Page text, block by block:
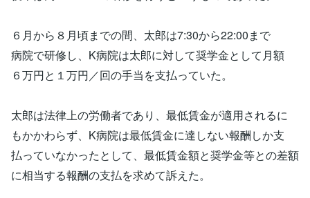
６月から８月頃までの間、太郎は7:30から22:00まで
病院で研修し、K病院は太郎に対して奨学金として月額
６万円と１万円／回の手当を支払っていた。
太郎は法律上の労働者であり、最低賃金が適用されるに
もかかわらず、K病院は最低賃金に達しない報酬しか支
払っていなかったとして、最低賃金額と奨学金等との差額
に相当する報酬の支払を求めて訴えた。